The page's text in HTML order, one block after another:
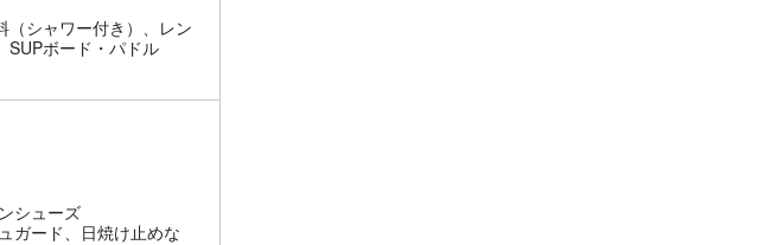
（シャワー付き）、レン
SUPボード・パドル
シューズ
ガード、日焼け止めな